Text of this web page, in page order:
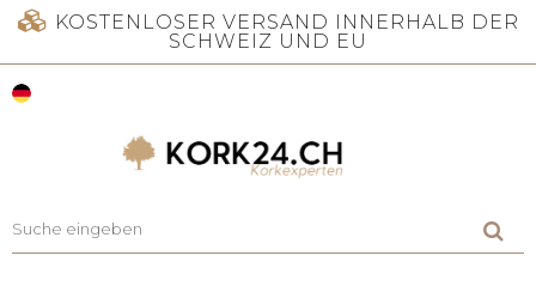
KOSTENLOSER VERSAND INNERHALB DER
SCHWEIZ UND EU